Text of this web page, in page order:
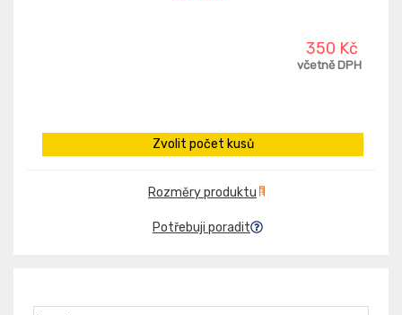
350 Kč
včetně DPH
Zvolit počet kusů
Rozměry produktu
Potřebuji poradit